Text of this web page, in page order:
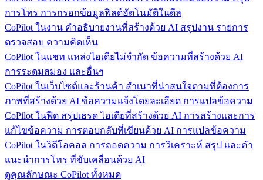
การโทร การกรอกข้อมูลฟิลด์อัตโนมัติในดีล
CoPilot ในงาน คำอธิบายงานที่สร้างด้วย AI สรุปงาน รายการ
ตรวจสอบ ความคิดเห็น
CoPilot ในแชท แหล่งไอเดียไม่จำกัด ข้อความที่สร้างด้วย AI
การระดมสมอง และอื่นๆ
CoPilot ในเว็บไซต์และร้านค้า สำเนาที่น่าสนใจตามที่ต้องการ
ภาพที่สร้างด้วย AI ข้อความแจ้งโดยละเอียด การแปลข้อความ
CoPilot ในฟีด สรุปเธรด ไอเดียที่สร้างด้วย AI การสร้างและการ
แก้ไขข้อความ การตอบกลับที่เขียนด้วย AI การแปลข้อความ
CoPilot ในวิดีโอคอล การถอดความ การวิเคราะห์ สรุป และคำ
แนะนำการโทร ที่ขับเคลื่อนด้วย AI
ดูคุณลักษณะ CoPilot ทั้งหมด